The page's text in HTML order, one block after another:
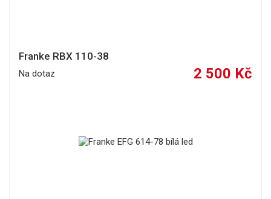
Franke RBX 110-38
Na dotaz 2 500 Kč